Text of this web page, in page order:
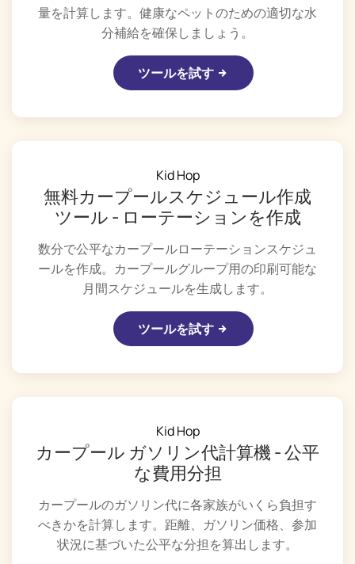
量を計算します。健康なペットのための適切な水
分補給を確保しましょう。
ツールを試す
Kid Hop
無料カープールスケジュール作成
ツール - ローテーションを作成
数分で公平なカープールローテーションスケジュ
ールを作成。カープールグループ用の印刷可能な
月間スケジュールを生成します。
ツールを試す
Kid Hop
カープール ガソリン代計算機 - 公平
な費用分担
カープールのガソリン代に各家族がいくら負担す
べきかを計算します。距離、ガソリン価格、参加
状況に基づいた公平な分担を算出します。